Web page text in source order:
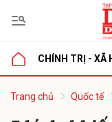
CHÍNH TRỊ - XÃ
Trang chủ Quốc tế
luận